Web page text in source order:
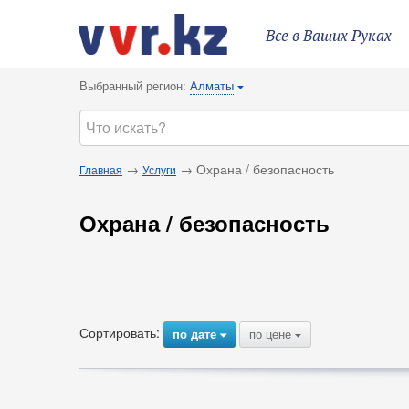
Все в Ваших Руках
Выбранный регион: Алматы {
Главная → Услуги → Охрана / безопасность
Охрана / безопасность
Сортировать: по дате{ по цене {